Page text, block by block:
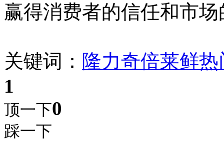
赢得消费者的信任和市
关键词： 隆力奇倍莱鲜热
1
顶一下0
踩一下